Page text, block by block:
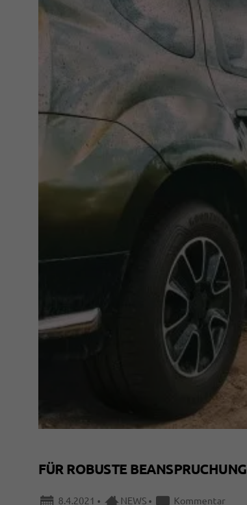
FÜR ROBUSTE BEANSPRUCHUNG
8.4.2021 • NEWS • Kommentar